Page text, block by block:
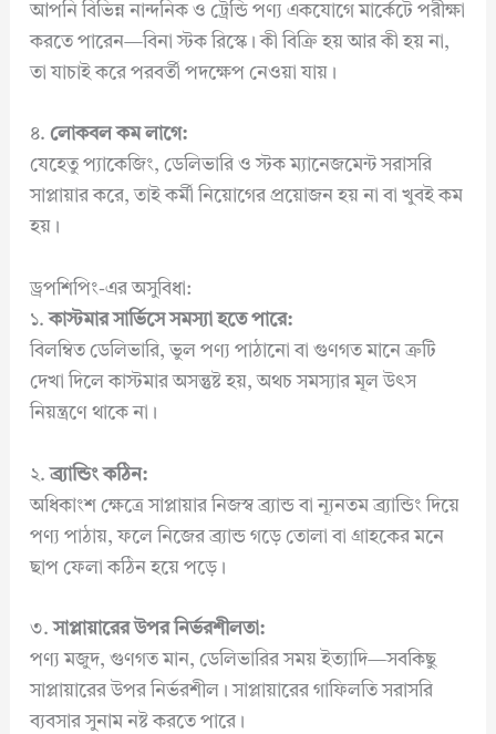
আপনি বিভিন্ন নান্দনিক ও ট্রেন্ডি পণ্য একযোগে মার্কেটে পরীক্ষা
করতে পারেন—বিনা স্টক রিস্কে। কী বিক্রি হয় আর কী হয় না,
তা যাচাই করে পরবর্তী পদক্ষেপ নেওয়া যায়।
৪. লোকবল কম লাগে:
যেহেতু প্যাকেজিং, ডেলিভারি ও স্টক ম্যানেজমেন্ট সরাসরি
সাপ্লায়ার করে, তাই কর্মী নিয়োগের প্রয়োজন হয় না বা খুবই কম
হয়।
ড্রপশিপিং-এর অসুবিধা:
১.কাস্টমার সার্ভিসে সমস্যা হতে পারে:
বিলম্বিত ডেলিভারি, ভুল পণ্য পাঠানো বা গুণগত মানে ত্রুটি
দেখা দিলে কাস্টমার অসন্তুষ্ট হয়, অথচ সমস্যার মূল উৎস
নিয়ন্ত্রণে থাকে না।
২.ব্র্যান্ডিং কঠিন:
অধিকাংশ ক্ষেত্রে সাপ্লায়ার নিজস্ব ব্র্যান্ড বা ন্যূনতম ব্র্যান্ডিং দিয়ে
পণ্য পাঠায়, ফলে নিজের ব্র্যান্ড গড়ে তোলা বা গ্রাহকের মনে
ছাপ ফেলা কঠিন হয়ে পড়ে।
৩. সাপ্লায়ারের উপর নির্ভরশীলতা:
পণ্য মজুদ, গুণগত মান, ডেলিভারির সময় ইত্যাদি—সবকিছু
সাপ্লায়ারের উপর নির্ভরশীল। সাপ্লায়ারের গাফিলতি সরাসরি
ব্যবসার সুনাম নষ্ট করতে পারে।